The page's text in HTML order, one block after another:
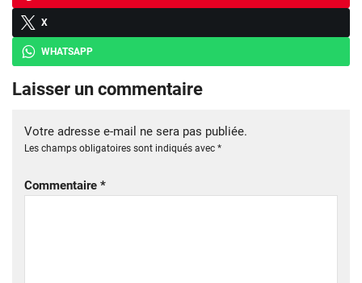
X
WHATSAPP
Laisser un commentaire
Votre adresse e-mail ne sera pas publiée.
Les champs obligatoires sont indiqués avec *
Commentaire *